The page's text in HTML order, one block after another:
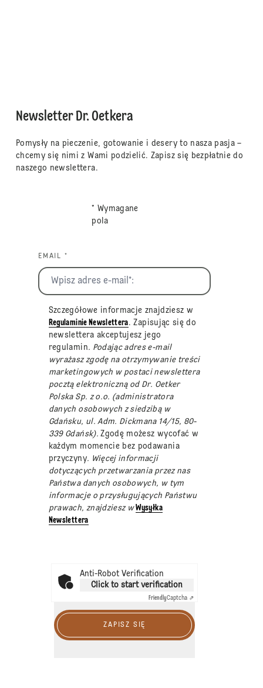
Newsletter Dr. Oetkera
Pomysły na pieczenie, gotowanie i desery to nasza pasja –
chcemy się nimi z Wami podzielić. Zapisz się bezpłatnie do
naszego newslettera.
* Wymagane
pola
EMAIL *
Szczegółowe informacje znajdziesz w
Regulaminie Newslettera. Zapisując się do
newslettera akceptujesz jego
regulamin. Podając adres e-mail
wyrażasz zgodę na otrzymywanie treści
marketingowych w postaci newslettera
pocztą elektroniczną od Dr. Oetker
Polska Sp. z o.o. (administratora
danych osobowych z siedzibą w
Gdańsku, ul. Adm. Dickmana 14/15, 80-
339 Gdańsk).Zgodę możesz wycofać w
każdym momencie bez podawania
przyczyny. Więcej informacji
dotyczących przetwarzania przez nas
Państwa danych osobowych, w tym
informacje o przysługujących Państwu
prawach, znajdziesz wWysyłka
Newslettera
Anti-Robot Verification
Click to start verification
FriendlyCaptcha ⇗
ZAPISZ SIĘ